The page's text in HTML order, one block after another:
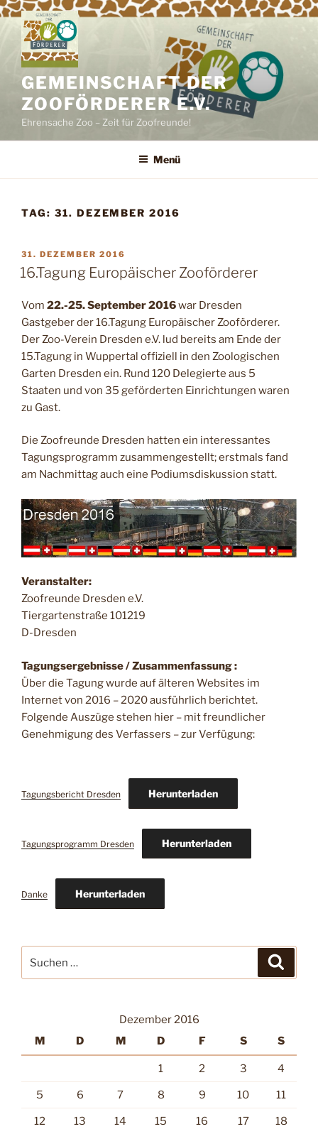
Zum
Inhalt
springen
GEMEINSCHAFT DER
ZOOFÖRDERER E.V.
Ehrensache Zoo – Zeit für Zoofreunde!
Menü
TAG: 31. DEZEMBER 2016
VERÖFFENTLICHT
AM
31. DEZEMBER 2016
16.Tagung Europäischer Zooförderer
Vom 22.-25. September 2016war Dresden
Gastgeber der 16.Tagung Europäischer Zooförderer.
Der Zoo-Verein Dresden e.V. lud bereits am Ende der
15.Tagung in Wuppertal offiziell in den Zoologischen
Garten Dresden ein. Rund 120 Delegierte aus 5
Staaten und von 35 geförderten Einrichtungen waren
zu Gast.
Die Zoofreunde Dresden hatten ein interessantes
Tagungsprogramm zusammengestellt; erstmals fand
am Nachmittag auch eine Podiumsdiskussion statt.
Veranstalter:
Zoofreunde Dresden e.V.
Tiergartenstraße 101219
D-Dresden
Tagungsergebnisse / Zusammenfassung :
Über die Tagung wurde auf älteren Websites im
Internet von 2016 – 2020 ausführlich berichtet.
Folgende Auszüge stehen hier – mit freundlicher
Genehmigung des Verfassers – zur Verfügung:
Tagungsbericht Dresden Herunterladen
Tagungsprogramm Dresden Herunterladen
Danke Herunterladen
nach:
Dezember 2016
M
D M D F S S
1 2 3 4
5 6 7 8 9 10 11
12 13 14 15 16 17 18